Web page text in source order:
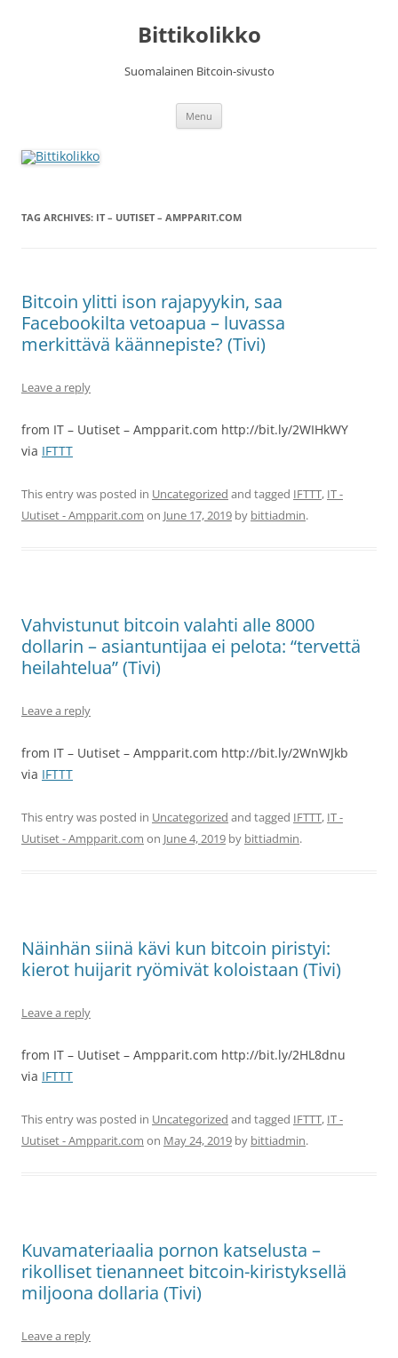
Bittikolikko
Suomalainen Bitcoin-sivusto
Menu
TAG ARCHIVES: IT – UUTISET – AMPPARIT.COM
Bitcoin ylitti ison rajapyykin, saa
Facebookilta vetoapua – luvassa
merkittävä käännepiste? (Tivi)
Leave a reply
from IT – Uutiset – Ampparit.com http://bit.ly/2WIHkWY
via IFTTT
This entry was posted in Uncategorized and tagged IFTTT, IT -
Uutiset - Ampparit.com on June 17, 2019 by bittiadmin.
Vahvistunut bitcoin valahti alle 8000
dollarin – asiantuntijaa ei pelota: “tervettä
heilahtelua” (Tivi)
Leave a reply
from IT – Uutiset – Ampparit.com http://bit.ly/2WnWJkb
via IFTTT
This entry was posted in Uncategorized and tagged IFTTT, IT -
Uutiset - Ampparit.com on June 4, 2019 by bittiadmin.
Näinhän siinä kävi kun bitcoin piristyi:
kierot huijarit ryömivät koloistaan (Tivi)
Leave a reply
from IT – Uutiset – Ampparit.com http://bit.ly/2HL8dnu
via IFTTT
This entry was posted in Uncategorized and tagged IFTTT, IT -
Uutiset - Ampparit.com on May 24, 2019 by bittiadmin.
Kuvamateriaalia pornon katselusta –
rikolliset tienanneet bitcoin-kiristyksellä
miljoona dollaria (Tivi)
Leave a reply